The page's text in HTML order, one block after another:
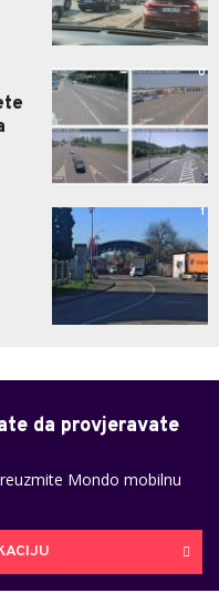
0
1
da provjeravate
Mondo mobilnu